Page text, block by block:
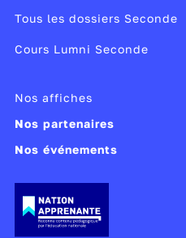
Tous les dossiers Seconde
Cours Lumni Seconde
Nos affiches
Nos partenaires
Nos événements